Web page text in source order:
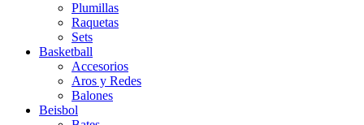
Plumillas
Raquetas
Sets
Basketball
Accesorios
Aros y Redes
Balones
Beisbol